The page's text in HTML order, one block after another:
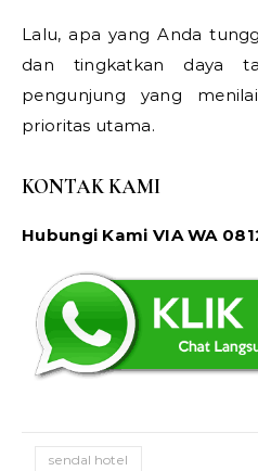
Lalu, apa yang Anda
dan tingkatkan daya
pengunjung yang
prioritas utama.
KONTAK KAMI
Hubungi Kami VIA WA
sendal hotel